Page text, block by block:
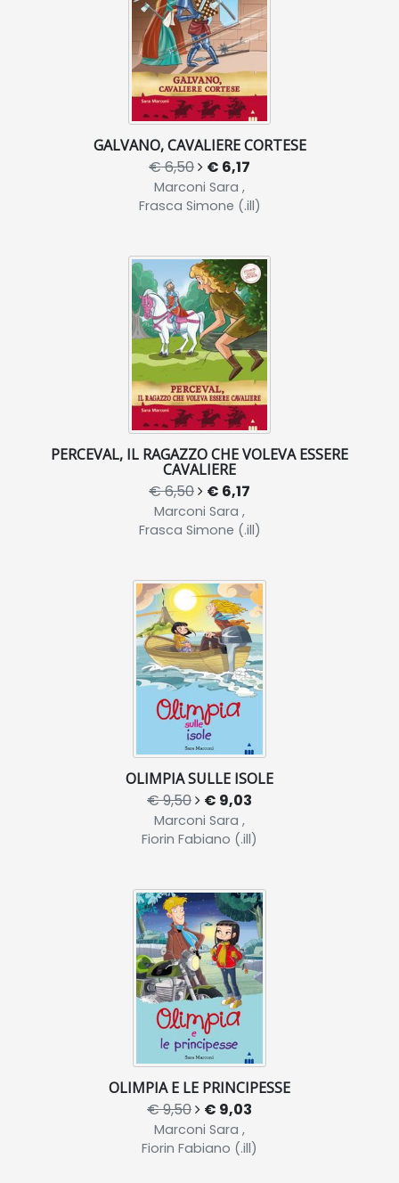
GALVANO, CAVALIERE CORTESE
€ 6,50 € 6,17
Marconi Sara ,
Frasca Simone (.ill)
PERCEVAL, IL RAGAZZO CHE VOLEVA ESSERE
CAVALIERE
€ 6,50 € 6,17
Marconi Sara ,
Frasca Simone (.ill)
OLIMPIA SULLE ISOLE
€ 9,50 € 9,03
Marconi Sara ,
Fiorin Fabiano (.ill)
OLIMPIA E LE PRINCIPESSE
€ 9,50 € 9,03
Marconi Sara ,
Fiorin Fabiano (.ill)